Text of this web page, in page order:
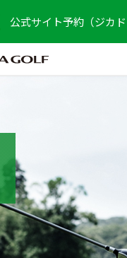
公式サイト予約（ジカ